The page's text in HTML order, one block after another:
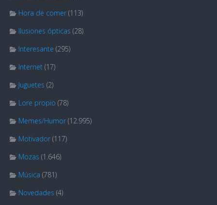
Hora de comer (113)
Ilusiones ópticas (28)
Interesante (295)
Internet (17)
Juguetes (2)
Lore propio (78)
Memes/Humor (12.995)
Motivador (117)
Mozas (1.646)
Música (781)
Novedades (4)